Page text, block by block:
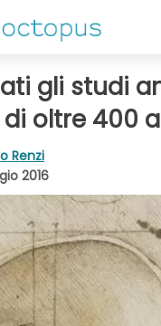
gli studi
oltre 400
Renzi
2016